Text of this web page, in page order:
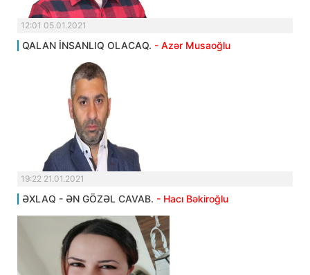
12:01 05.01.2021
QALAN İNSANLIQ OLACAQ. - Azər Musaoğlu
19:22 21.01.2021
ƏXLAQ - ƏN GÖZƏL CAVAB. - Hacı Bəkiroğlu